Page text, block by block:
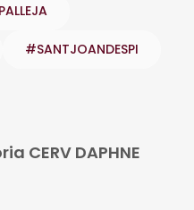
#SANTJOANDESPI
CERV DAPHNE